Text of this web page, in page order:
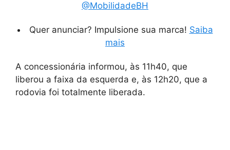
@MobilidadeBH
Quer anunciar? Impulsione sua marca! Saiba
mais
A concessionária informou, às 11h40, que
liberou a faixa da esquerda e, às 12h20, que a
rodovia foi totalmente liberada.